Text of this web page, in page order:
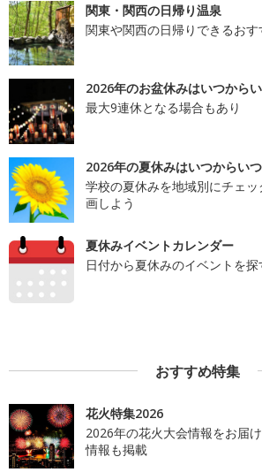
関東・関西の日帰り温泉
関東や関西の日帰りできるお
2026年のお盆休みはいつから
最大9連休となる場合もあり
2026年の夏休みはいつからい
学校の夏休みを地域別にチェ
画しよう
夏休みイベントカレンダー
日付から夏休みのイベントを探
おすすめ特集
花火特集2026
2026年の花火大会情報をお届
情報も掲載